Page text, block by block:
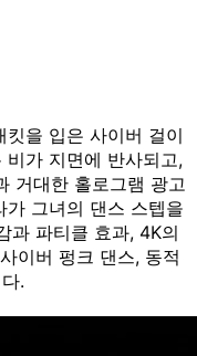
을 입은 사이버 걸이
가 지면에 반사되고,
거대한 홀로그램 광고
그녀의 댄스 스텝을
과 파티클 효과, 4K의
이버 펑크 댄스, 동적
.